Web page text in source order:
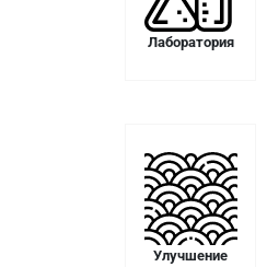
Лаборатория
Улучшение